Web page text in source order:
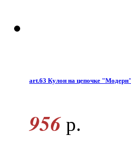
art.63 Кулон на цепочке
956 р.